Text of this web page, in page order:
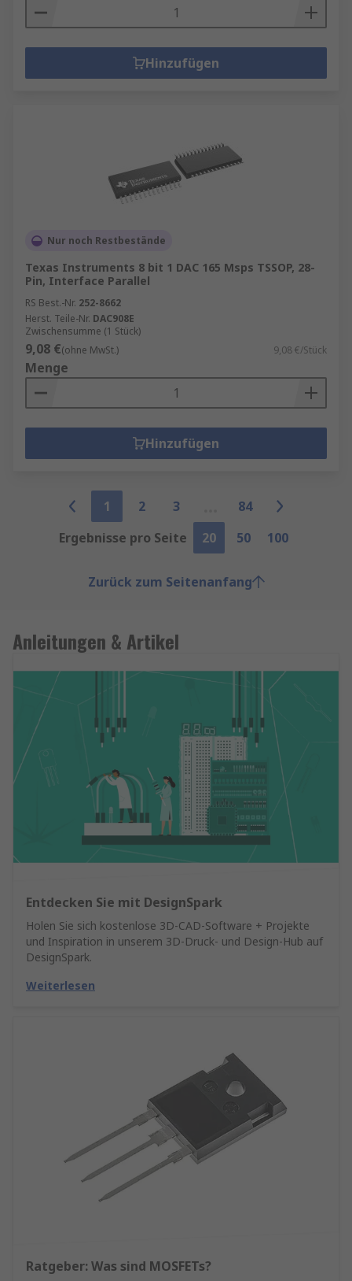
Hinzufügen
Nur noch Restbestände
Texas Instruments 8 bit 1 DAC 165 Msps TSSOP, 28-
Pin, Interface Parallel
RS Best.-Nr. 252-8662
Herst. Teile-Nr. DAC908E
Zwischensumme (1 Stück)
9,08 €(ohne MwSt.) 9,08 €/Stück
Menge
Hinzufügen
1 2 3
84
Ergebnisse pro Seite
20 50 100
Zurück zum Seitenanfang
Anleitungen & Artikel
Entdecken Sie mit DesignSpark
Holen Sie sich kostenlose 3D-CAD-Software + Projekte
und Inspiration in unserem 3D-Druck- und Design-Hub auf
DesignSpark.
Weiterlesen
Ratgeber: Was sind MOSFETs?